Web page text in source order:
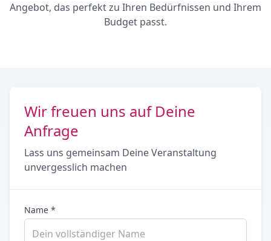
Angebot, das perfekt zu Ihren Bedürfnissen und Ihrem
Budget passt.
Wir freuen uns auf Deine
Anfrage
Lass uns gemeinsam Deine Veranstaltung
unvergesslich machen
Name *